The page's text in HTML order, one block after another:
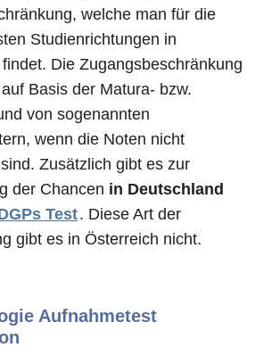
welche man für die
Studienrichtungen in
Die Zugangsbeschränkung
Basis der Matura- bzw.
von sogenannten
wenn die Noten nicht
Zusätzlich gibt es zur
der Chancen in Deutschland
Test. Diese Art der
gibt es in Österreich nicht.
Aufnahmetest